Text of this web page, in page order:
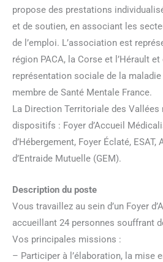
propose des prestations
et de soutien, en associant les
de l’emploi. L’association est
région PACA, la Corse et l’Hérault
représentation sociale de la
membre de Santé Mentale France.
La Direction Territoriale des Vallées
dispositifs : Foyer d’Accueil
d’Hébergement, Foyer Éclaté, ESAT,
d’Entraide Mutuelle (GEM).
Description du poste
Vous travaillez au sein d’un Foyer
accueillant 24 personnes souffrant
Vos principales missions :
– Participer à l’élaboration, la mise